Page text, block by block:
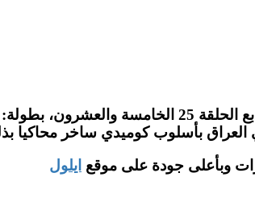
مسلسل الكوميديا العراقي حامض حلو
بأسلوب كوميدي ساخر محاكيا
ايلول